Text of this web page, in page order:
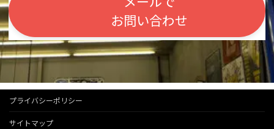
お問い合わせ
プライバシーポリシー
サイトマップ